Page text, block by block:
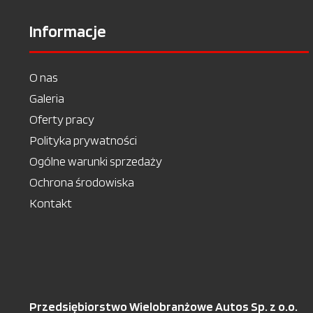
Informacje
O nas
Galeria
Oferty pracy
Polityka prywatności
Ogólne warunki sprzedaży
Ochrona środowiska
Kontakt
Przedsiębiorstwo Wielobranżowe Autos Sp. z o.o.